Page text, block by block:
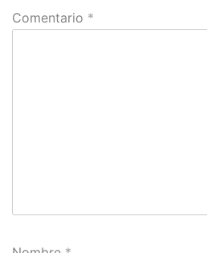
Comentario *